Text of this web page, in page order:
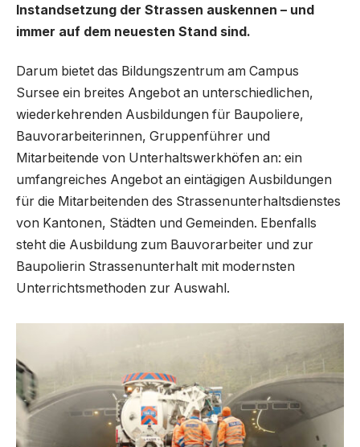
Instandsetzung der Strassen auskennen – und
immer auf dem neuesten Stand sind.
Darum bietet das Bildungszentrum am Campus
Sursee ein breites Angebot an unterschiedlichen,
wiederkehrenden Ausbildungen für Baupoliere,
Bauvorarbeiterinnen, Gruppenführer und
Mitarbeitende von Unterhaltswerkhöfen an: ein
umfangreiches Angebot an eintägigen Ausbildungen
für die Mitarbeitenden des Strassenunterhaltsdienstes
von Kantonen, Städten und Gemeinden. Ebenfalls
steht die Ausbildung zum Bauvorarbeiter und zur
Baupolierin Strassenunterhalt mit modernsten
Unterrichtsmethoden zur Auswahl.